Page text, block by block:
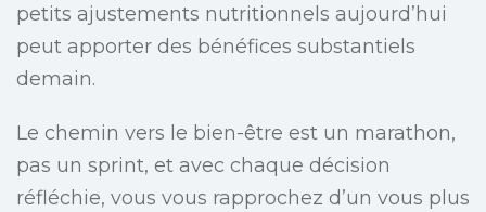
petits ajustements nutritionnels aujourd’hui
peut apporter des bénéfices substantiels
demain.
Le chemin vers le bien-être est un marathon,
pas un sprint, et avec chaque décision
réfléchie, vous vous rapprochez d’un vous plus